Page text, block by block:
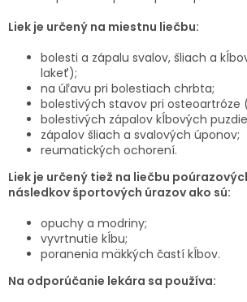
Liek je určený na miestnu liečbu:
bolesti a zápalu svalov, šliach a
lakeť);
na úľavu pri bolestiach chrbta;
bolestivých stavov pri osteoartróze
bolestivých zápalov kĺbových
zápalov šliach a svalových úponov;
reumatických ochorení.
Liek je určený tiež na liečbu
následkov športových úrazov ako sú:
opuchy a modriny;
vyvrtnutie kĺbu;
poranenia mäkkých častí kĺbov.
Na odporúčanie lekára sa používa: